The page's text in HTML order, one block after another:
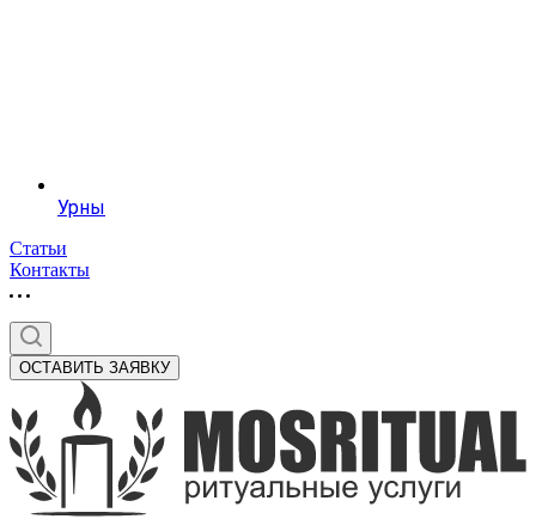
Урны
Статьи
Контакты
ОСТАВИТЬ ЗАЯВКУ